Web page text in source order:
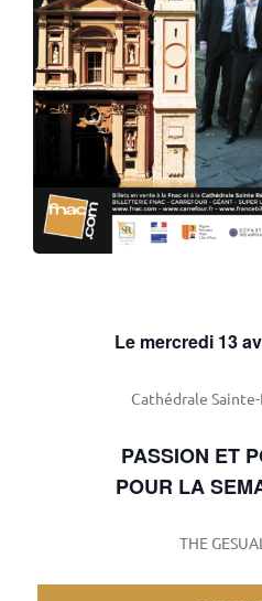
Le mercredi 13
Cathédrale
PASSION ET
POUR LA
THE